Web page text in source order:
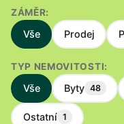
ZÁMĚR:
Vše Prodej
TYP NEMOVITOSTI:
Vše Byty 48
Ostatní 1